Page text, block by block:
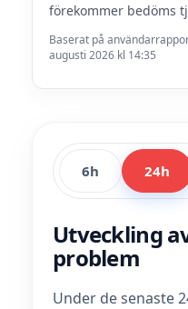
förekommer bedöms
Baserat på
augusti 2026 kl 14:35
6h 24h
Utveckling
problem
Under de senaste